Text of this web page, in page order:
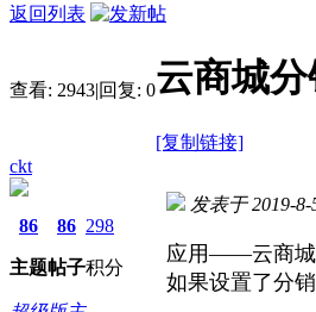
返回列表
查看: 2943|回复: 0云商城
[复制链接]
ckt
86
主题
86
帖子
298
积分
发表于 2019-8-
应用——云商
如果设置了分